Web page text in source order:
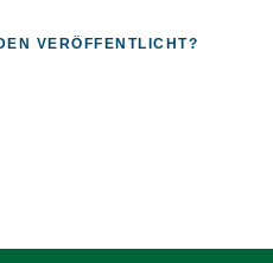
VERÖFFENTLICHT?